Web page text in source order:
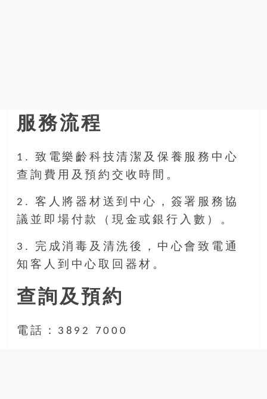
服務流程
1. 致電樂齡科技清潔及保養服務中心
查詢費用及預約交收時間。
2. 客人將器材送到中心，簽署服務協
議並即場付款（現金或銀行入數）。
3. 完成消毒及清洗後，中心會致電通
知客人到中心取回器材。
查詢及預約
電話：3892 7000